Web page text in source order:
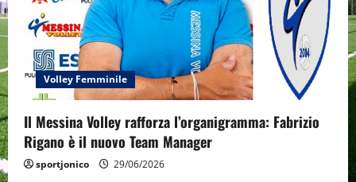
Volley Femminile
Il Messina Volley rafforza l’organigramma: Fabrizio
Rigano è il nuovo Team Manager
sportjonico 29/06/2026